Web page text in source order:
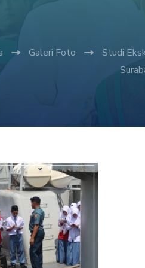
Galeri Foto
Studi